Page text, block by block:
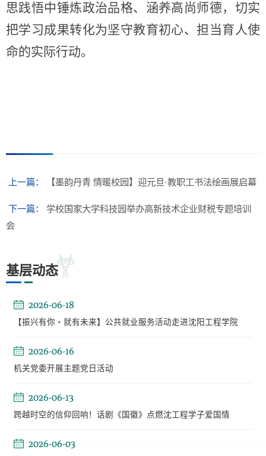
思践悟中锤炼政治品格、涵养高尚师德，切实
把学习成果转化为坚守教育初心、担当育人使
命的实际行动。
上一篇： 【墨韵丹青 情暖校园】迎元旦·教职工书法绘画展启幕
下一篇：
学校国家大学科技园举办高新技术企业财税专题培训
会
基层动态
2026-06-18
【振兴有你・就有未来】公共就业服务活动走进沈阳工程学院
2026-06-16
机关党委开展主题党日活动
2026-06-13
跨越时空的信仰回响！话剧《国徽》点燃沈工程学子爱国情
2026-06-03